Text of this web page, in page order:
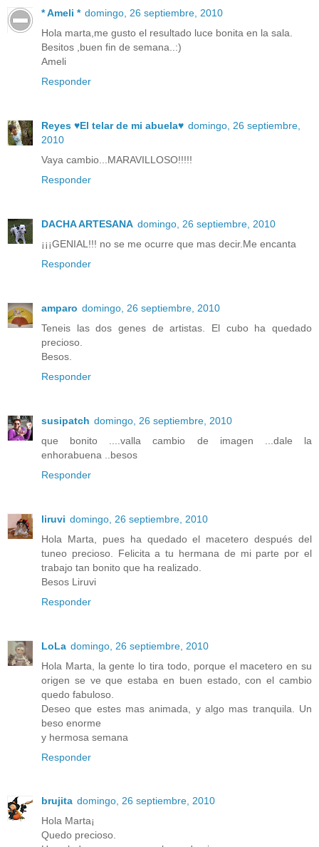
* Ameli * domingo, 26 septiembre, 2010
Hola marta,me gusto el resultado luce bonita en la sala.
Besitos ,buen fin de semana..:)
Ameli
Responder
Reyes ♥El telar de mi abuela♥ domingo, 26 septiembre,
2010
Vaya cambio...MARAVILLOSO!!!!!
Responder
DACHA ARTESANA domingo, 26 septiembre, 2010
¡¡¡GENIAL!!! no se me ocurre que mas decir.Me encanta
Responder
amparo domingo, 26 septiembre, 2010
Teneis las dos genes de artistas. El cubo ha quedado
precioso.
Besos.
Responder
susipatch domingo, 26 septiembre, 2010
que bonito ....valla cambio de imagen ...dale la
enhorabuena ..besos
Responder
liruvi domingo, 26 septiembre, 2010
Hola Marta, pues ha quedado el macetero después del
tuneo precioso. Felicita a tu hermana de mi parte por el
trabajo tan bonito que ha realizado.
Besos Liruvi
Responder
LoLa domingo, 26 septiembre, 2010
Hola Marta, la gente lo tira todo, porque el macetero en su
origen se ve que estaba en buen estado, con el cambio
quedo fabuloso.
Deseo que estes mas animada, y algo mas tranquila. Un
beso enorme
y hermosa semana
Responder
brujita domingo, 26 septiembre, 2010
Hola Marta¡
Quedo precioso.